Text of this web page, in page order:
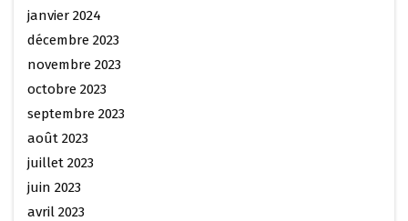
janvier 2024
décembre 2023
novembre 2023
octobre 2023
septembre 2023
août 2023
juillet 2023
juin 2023
avril 2023